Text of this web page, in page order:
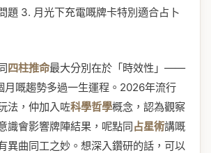
題 3. 月光下充電嘅牌卡特別適合占卜
四柱推命最大分別在於「時效性」——
嘅趨勢多過一生運程。2026年流行
法，仲加入咗科學哲學概念，認為觀察
識會影響牌陣結果，呢點同占星術講嘅
異曲同工之妙。想深入鑽研的話，可以